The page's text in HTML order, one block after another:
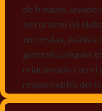
de fraudes, lavado
terrorismo iv)
encuestas, análisis
general cualquier
relacionado con el
responsables del